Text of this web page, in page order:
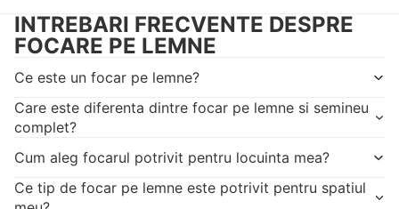
INTREBARI FRECVENTE DESPRE
FOCARE PE LEMNE
Ce este un focar pe lemne?
Care este diferenta dintre focar pe lemne si semineu
complet?
Cum aleg focarul potrivit pentru locuinta mea?
Ce tip de focar pe lemne este potrivit pentru spatiul